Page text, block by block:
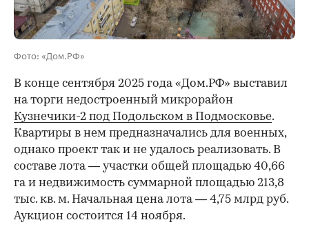
Фото: «Дом.РФ»
В конце сентября 2025 года «Дом.РФ» выставил
на торги недостроенный микрорайон
Кузнечики-2 под Подольском в Подмосковье.
Квартиры в нем предназначались для военных,
однако проект так и не удалось реализовать. В
составе лота — участки общей площадью 40,66
га и недвижимость суммарной площадью 213,8
тыс. кв. м. Начальная цена лота — 4,75 млрд руб.
Аукцион состоится 14 ноября.